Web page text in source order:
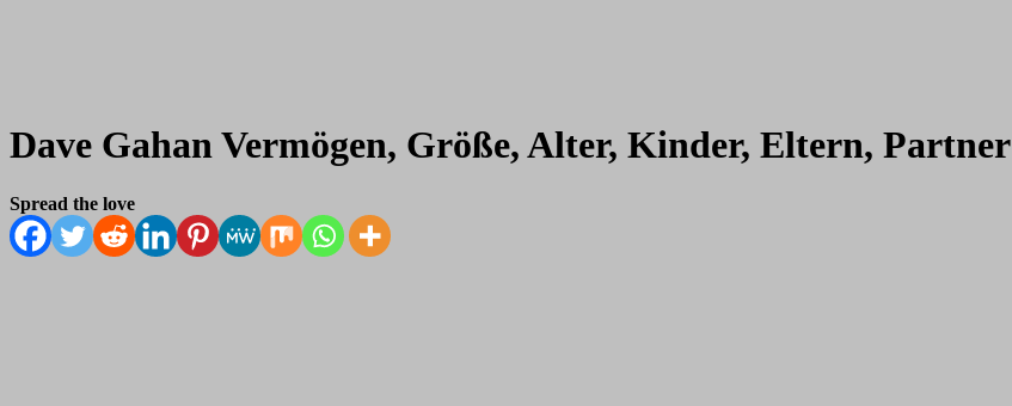
Dave Gahan Vermögen, Größe, Alter, Kinder, Eltern, Partner
Spread the love